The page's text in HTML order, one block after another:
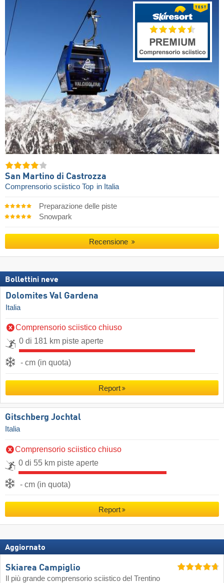
San Martino di Castrozza
Comprensorio sciistico Top in Italia
Preparazione delle piste
Snowpark
Recensione
Bollettini neve
Dolomites Val Gardena
Italia
Comprensorio sciistico chiuso
0 di 181 km piste aperte
- cm (in quota)
Report
Gitschberg Jochtal
Italia
Comprensorio sciistico chiuso
0 di 55 km piste aperte
- cm (in quota)
Report
Aggiornato
Skiarea Campiglio
Il più grande comprensorio sciistico del Trentino